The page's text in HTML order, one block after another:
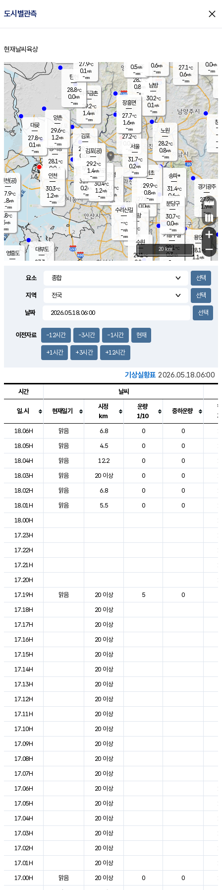
도시별관측 close
홈
현재날씨 육상
의도
℃
m/s
mm
영흥도
양주
28.1℃
0.8
-mm
과천
27.8℃
0.0m/s
- mm
용인
28.1℃
1.1 m/s
경기광주
27.2℃
1.9m/s
-mm
1.1m/s
대부도
27.3
경서동
28.1℃
0.0m/s
-mm
파주금촌
29.2℃
1.4m/s
-mm
27.1℃
0.6m/s
-mm
대곶
27.8℃
0.1 m/s
-mm
창
-
-m/
-
탄현
28.8℃
0.0m/s
-mm
0.0m/s
-mm
의왕
- ℃
m/s
mm
김포
29.3℃
0.0 m/s
mm
광명
32.0
℃
1.3 m/s
-mm
부천
31.7℃
0.2m/s
-mm
양촌
29.6℃
1.2m/s
-mm
구로
30.4℃
1.2m/s
-mm
은평
27.2℃
0.0 m/s
- mm
노원
28.2℃
0.8m/s
-mm
송파*
31.4℃
0.6m/s
-mm
서초
29.9℃
0.8m/s
-mm
남방
30.2℃
0.1 m/s
-mm
기흥구갈
29.1℃
0.3m/s
-
수리산길
-℃
-m/s
-mm
분당구
30.7℃
0.0m/s
-mm
장흥면
27.7℃
1.6m/s
-mm
0.5m/s
-mm
인천(공)
27.9℃
1.8m/s
-mm
김포(공)
29.2℃
1.4m/s
-mm
수원
29.1℃
0.2 m/s
인천
30.3℃
1.2m/s
-mm
서울
31.7℃
0.2m/s
-mm
27.9℃
0.1 m/s
-mm
0.6m/s
-mm
+
−
20 km
요소
지역
날짜
이전자료 -12시간 -3시간 -1시간 현재
+1시간 +3시간 +12시간
기상실황표 2026.05.18.06:00
도시별 기상실황표로 지점, 날씨, 기온, 강수, 바람, 기압등을 안내한 표입
시간 날씨
일.시 현재일기
시정
km
운량
1/10
중하운량
18.06H
맑음 6.8 0 0
18.05H
맑음 4.5 0 0
18.04H
맑음 12.2 0 0
18.03H
맑음 20 이상 0 0
18.02H
맑음 6.8 0 0
18.01H
맑음 5.5 0 0
18.00H
17.23H
17.22H
17.21H
17.20H
17.19H
맑음 20 이상 5 0
17.18H
20 이상
17.17H
20 이상
17.16H
20 이상
17.15H
20 이상
17.14H
20 이상
17.13H
20 이상
17.12H
20 이상
17.11H
20 이상
17.10H
20 이상
17.09H
20 이상
17.08H
20 이상
17.07H
20 이상
17.06H
20 이상
17.05H
20 이상
17.04H
20 이상
17.03H
20 이상
17.02H
20 이상
17.01H
20 이상
17.00H
맑음 20 이상 0 0